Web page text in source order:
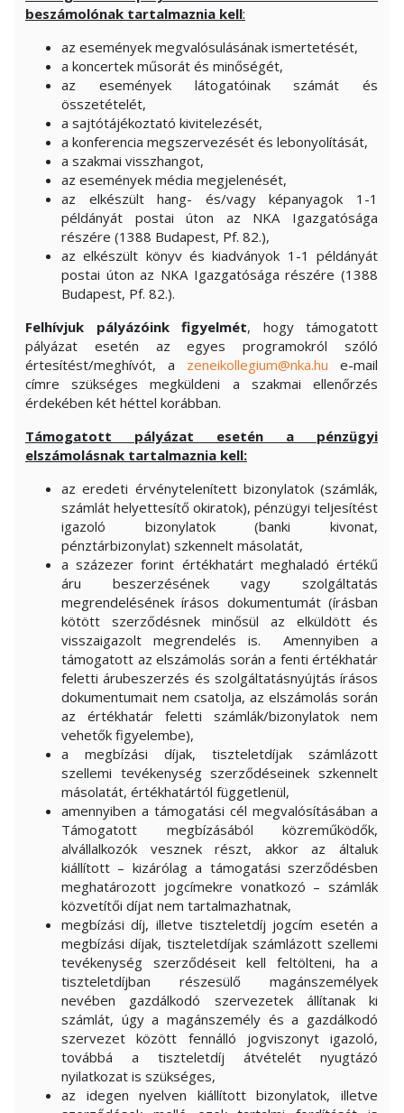
beszámolónak tartalmaznia kell:
az események megvalósulásának ismertetését,
a koncertek műsorát és minőségét,
az események látogatóinak számát és
összetételét,
a sajtótájékoztató kivitelezését,
a konferencia megszervezését és lebonyolítását,
a szakmai visszhangot,
az események média megjelenését,
az elkészült hang- és/vagy képanyagok 1-1
példányát postai úton az NKA Igazgatósága
részére (1388 Budapest, Pf. 82.),
az elkészült könyv és kiadványok 1-1 példányát
postai úton az NKA Igazgatósága részére (1388
Budapest, Pf. 82.).
Felhívjuk pályázóink figyelmét, hogy támogatott
pályázat esetén az egyes programokról szóló
értesítést/meghívót, a zeneikollegium@nka.hu e-mail
címre szükséges megküldeni a szakmai ellenőrzés
érdekében két héttel korábban.
Támogatott pályázat esetén a pénzügyi
elszámolásnak tartalmaznia kell:
az eredeti érvénytelenített bizonylatok (számlák,
számlát helyettesítő okiratok), pénzügyi teljesítést
igazoló bizonylatok (banki kivonat,
pénztárbizonylat) szkennelt másolatát,
a százezer forint értékhatárt meghaladó értékű
áru beszerzésének vagy szolgáltatás
megrendelésének írásos dokumentumát (írásban
kötött szerződésnek minősül az elküldött és
visszaigazolt megrendelés is. Amennyiben a
támogatott az elszámolás során a fenti értékhatár
feletti árubeszerzés és szolgáltatásnyújtás írásos
dokumentumait nem csatolja, az elszámolás során
az értékhatár feletti számlák/bizonylatok nem
vehetők figyelembe),
a megbízási díjak, tiszteletdíjak számlázott
szellemi tevékenység szerződéseinek szkennelt
másolatát, értékhatártól függetlenül,
amennyiben a támogatási cél megvalósításában a
Támogatott megbízásából közreműködők,
alvállalkozók vesznek részt, akkor az általuk
kiállított – kizárólag a támogatási szerződésben
meghatározott jogcímekre vonatkozó – számlák
közvetítői díjat nem tartalmazhatnak,
megbízási díj, illetve tiszteletdíj jogcím esetén a
megbízási díjak, tiszteletdíjak számlázott szellemi
tevékenység szerződéseit kell feltölteni, ha a
tiszteletdíjban részesülő magánszemélyek
nevében gazdálkodó szervezetek állítanak ki
számlát, úgy a magánszemély és a gazdálkodó
szervezet között fennálló jogviszonyt igazoló,
továbbá a tiszteletdíj átvételét nyugtázó
nyilatkozat is szükséges,
az idegen nyelven kiállított bizonylatok, illetve